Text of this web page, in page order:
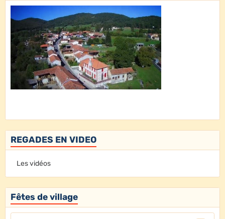
REGADES EN VIDEO
Les vidéos
Fêtes de village